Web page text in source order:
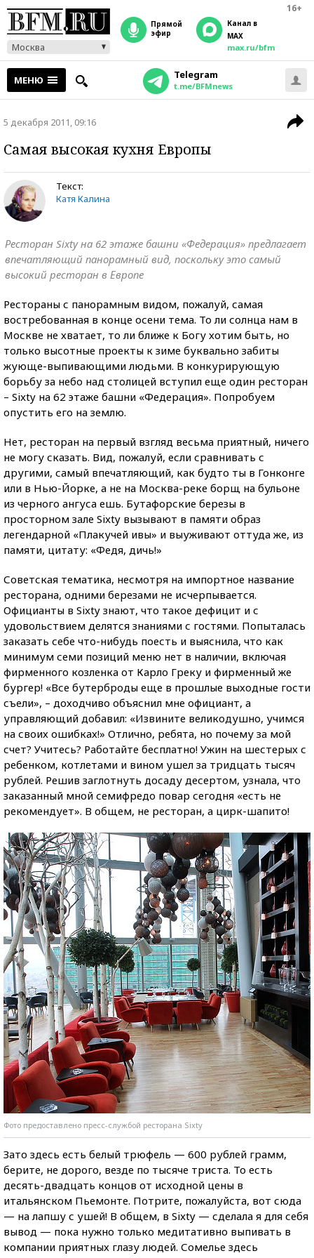
16+
Москва
прямой
эфир
Канал в
MAX
max.ru/bfm
МЕНЮ Telegram
t.me/BFMnews
5 декабря 2011, 09:16
Самая высокая кухня Европы
Текст:
Катя Калина
Ресторан Sixty на 62 этаже башни «Федерация» предлагает
впечатляющий панорамный вид, поскольку это самый
высокий ресторан в Европе
Рестораны с панорамным видом, пожалуй, самая
востребованная в конце осени тема. То ли солнца нам в
Москве не хватает, то ли ближе к Богу хотим быть, но
только высотные проекты к зиме буквально забиты
жующе-выпивающими людьми. В конкурирующую
борьбу за небо над столицей вступил еще один ресторан
– Sixty на 62 этаже башни «Федерация». Попробуем
опустить его на землю.
Нет, ресторан на первый взгляд весьма приятный, ничего
не могу сказать. Вид, пожалуй, если сравнивать с
другими, самый впечатляющий, как будто ты в Гонконге
или в Нью-Йорке, а не на Москва-реке борщ на бульоне
из черного ангуса ешь. Бутафорские березы в
просторном зале Sixty вызывают в памяти образ
легендарной «Плакучей ивы» и выуживают оттуда же, из
памяти, цитату: «Федя, дичь!»
Советская тематика, несмотря на импортное название
ресторана, одними березами не исчерпывается.
Официанты в Sixty знают, что такое дефицит и с
удовольствием делятся знаниями с гостями. Попыталась
заказать себе что-нибудь поесть и выяснила, что как
минимум семи позиций меню нет в наличии, включая
фирменного козленка от Карло Греку и фирменный же
бургер! «Все бутерброды еще в прошлые выходные гости
съели», – доходчиво объяснил мне официант, а
управляющий добавил: «Извините великодушно, учимся
на своих ошибках!» Отлично, ребята, но почему за мой
счет? Учитесь? Работайте бесплатно! Ужин на шестерых с
ребенком, котлетами и вином ушел за тридцать тысяч
рублей. Решив заглотнуть досаду десертом, узнала, что
заказанный мной семифредо повар сегодня «есть не
рекомендует». В общем, не ресторан, а цирк-шапито!
Фото предоставлено пресс-службой ресторана Sixty
Зато здесь есть белый трюфель — 600 рублей грамм,
берите, не дорого, везде по тысяче триста. То есть
десять-двадцать концов от исходной цены в
итальянском Пьемонте. Потрите, пожалуйста, вот сюда
— на лапшу с ушей! В общем, в Sixty — сделала я для себя
вывод — пока нужно только медитативно выпивать в
компании приятных глазу людей. Сомелье здесь